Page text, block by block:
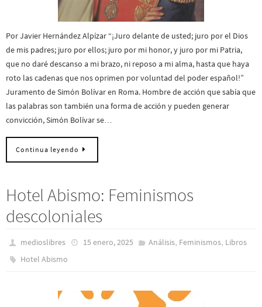
Por Javier Hernández Alpízar “¡Juro delante de usted; juro por el Dios
de mis padres; juro por ellos; juro por mi honor, y juro por mi Patria,
que no daré descanso a mi brazo, ni reposo a mi alma, hasta que haya
roto las cadenas que nos oprimen por voluntad del poder español!”
Juramento de Simón Bolívar en Roma. Hombre de acción que sabía que
las palabras son también una forma de acción y pueden generar
convicción, Simón Bolívar se…
Continua leyendo
Hotel Abismo: Feminismos
descoloniales
medioslibres 15 enero, 2025 Análisis, Feminismos, Libros
Hotel Abismo